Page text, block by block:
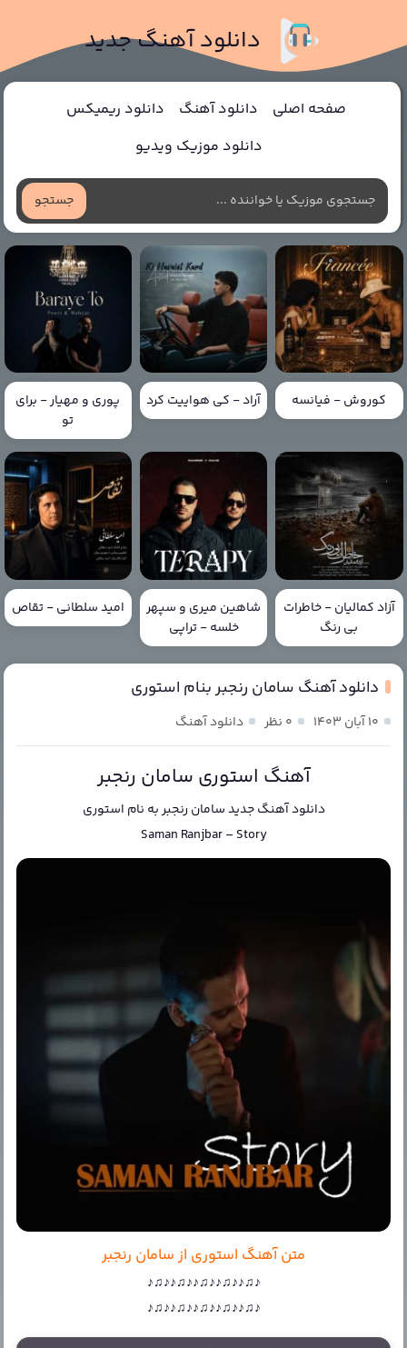
دانلود آهنگ جدید
صفحه اصلی دانلود آهنگ
دانلود ریمیکس
دانلود موزیک ویدیو
جستجو
کوروش - فیانسه آراد - کی هواییت کرد
پوری و مهیار - برای
تو
آزاد کمالیان - خاطرات
بی رنگ
شاهین میری و سپهر
خلسه - تراپی
امید سلطانی - تقاص
دانلود آهنگ سامان رنجبر بنام استوری
۱۰ آبان ۱۴۰۳ ۰ نظر دانلود آهنگ
آهنگ استوری سامان رنجبر
دانلود آهنگ جدیدسامان رنجبربه نام استوری
Saman Ranjbar–Story
متن آهنگ استوری از سامان رنجبر
♪♫♪♪♫♪♪♫♪♪♫♪♪♫♪
♪♫♪♪♫♪♪♫♪♪♫♪♪♫♪